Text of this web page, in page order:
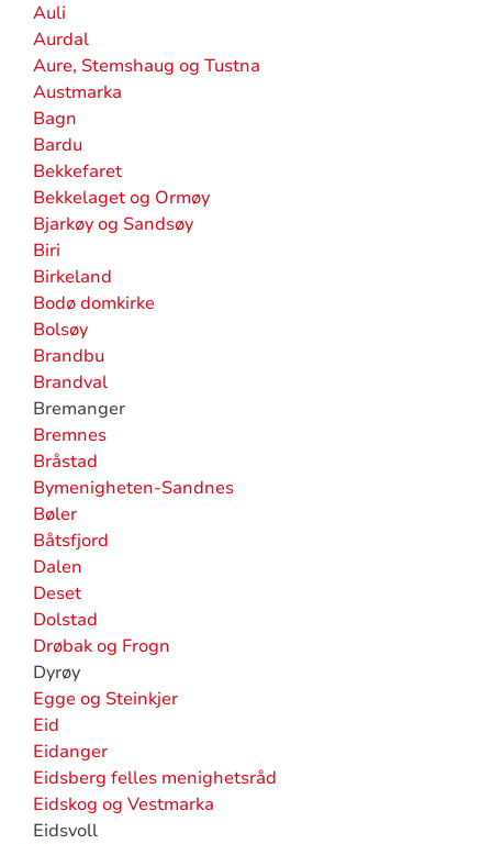
Auli
Aurdal
Aure, Stemshaug og Tustna
Austmarka
Bagn
Bardu
Bekkefaret
Bekkelaget og Ormøy
Bjarkøy og Sandsøy
Biri
Birkeland
Bodø domkirke
Bolsøy
Brandbu
Brandval
Bremanger
Bremnes
Bråstad
Bymenigheten-Sandnes
Bøler
Båtsfjord
Dalen
Deset
Dolstad
Drøbak og Frogn
Dyrøy
Egge og Steinkjer
Eid
Eidanger
Eidsberg felles menighetsråd
Eidskog og Vestmarka
Eidsvoll